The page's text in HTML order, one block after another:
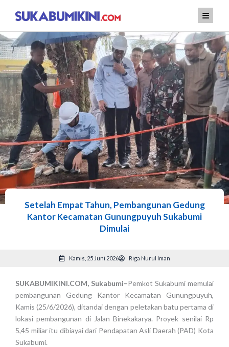
konten
Setelah Empat Tahun, Pembangunan Gedung
Kantor Kecamatan Gunungpuyuh Sukabumi
Dimulai
Kamis, 25 Juni 2026 Riga Nurul Iman
SUKABUMIKINI.COM, Sukabumi–Pemkot Sukabumi memulai
pembangunan Gedung Kantor Kecamatan Gunungpuyuh,
Kamis (25/6/2026), ditandai dengan peletakan batu pertama di
lokasi pembangunan di Jalan Binekakarya. Proyek senilai Rp
5,45 miliar itu dibiayai dari Pendapatan Asli Daerah (PAD) Kota
Sukabumi.